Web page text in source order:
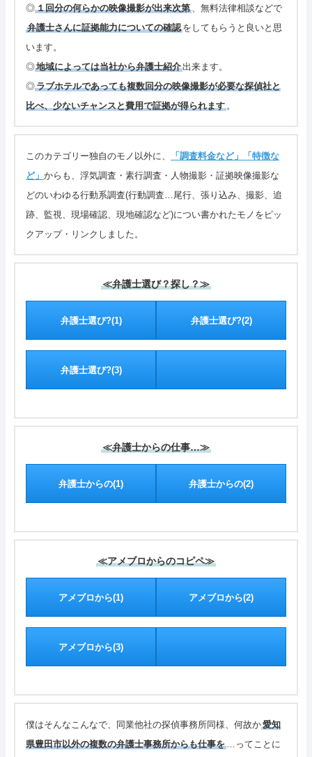
◎１回分の何らかの映像撮影が出来次第
、無料法律相談などで
弁護士さんに証拠能力についての確認 をしてもらうと良いと思
います。
◎地域によっては当社から弁護士紹介出来ます。
◎ラブホテルであっても複数回分の映像撮影が必要な探偵社と
比べ、少ないチャンスと費用で証拠が得られます 。
このカテゴリー独自のモノ以外に、 「調査料金など」
「特徴な
ど」 からも、浮気調査・素行調査・人物撮影・証拠映像撮影な
どのいわゆる行動系調査(行動調査…尾行、張り込み、撮影、追
跡、監視、現場確認、現地確認など)につい書かれたモノをピッ
クアップ・リンクしました。
≪弁護士選び？探し？≫
弁護士選び?(1) 弁護士選び?(2)
弁護士選び?(3)
≪弁護士からの仕事…≫
弁護士からの(1) 弁護士からの(2)
≪アメブロからのコピペ≫
アメブロから(1) アメブロから(2)
アメブロから(3)
僕はそんなこんなで、同業他社の探偵事務所同様、何故か愛知
県豊田市以外の複数の弁護士事務所からも仕事を
…ってことに